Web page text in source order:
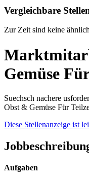
Vergleichbare
Zur Zeit sind keine
Gemüse
Suechsch nachere
Obst & Gemüse Für
Diese Stellenanzeige ist
Aufgaben